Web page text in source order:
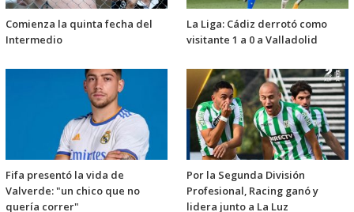
Comienza la quinta fecha del
Intermedio
La Liga: Cádiz derrotó como
visitante 1 a 0 a Valladolid
Fifa presentó la vida de
Valverde: "un chico que no
quería correr"
Por la Segunda División
Profesional, Racing ganó y
lidera junto a La Luz